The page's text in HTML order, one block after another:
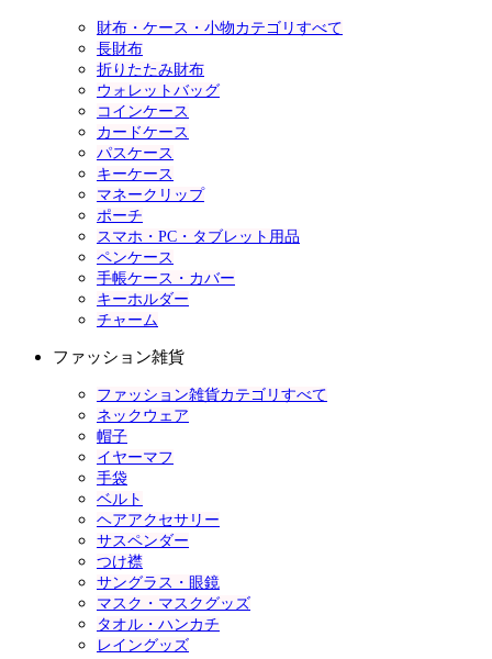
財布・ケース・小物カテゴリすべて
長財布
折りたたみ財布
ウォレットバッグ
コインケース
カードケース
パスケース
キーケース
マネークリップ
ポーチ
スマホ・PC・タブレット用品
ペンケース
手帳ケース・カバー
キーホルダー
チャーム
ファッション雑貨
ファッション雑貨カテゴリすべて
ネックウェア
帽子
イヤーマフ
手袋
ベルト
ヘアアクセサリー
サスペンダー
つけ襟
サングラス・眼鏡
マスク・マスクグッズ
タオル・ハンカチ
レイングッズ